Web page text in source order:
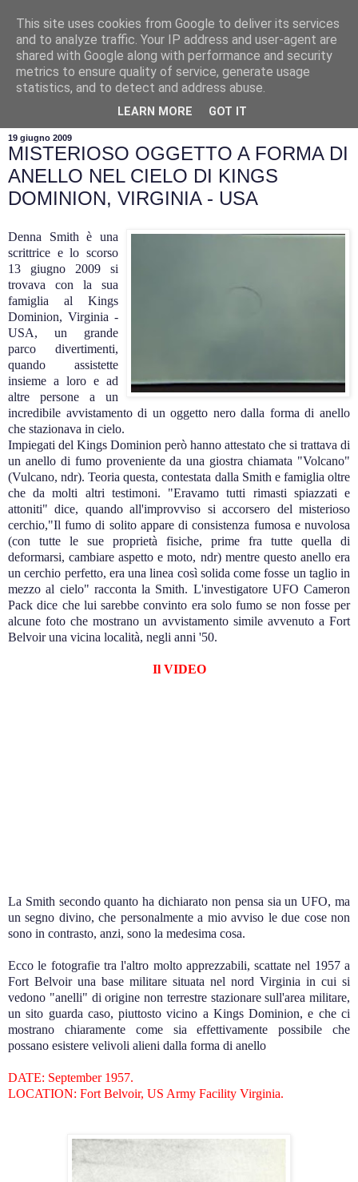
19 giugno 2009
MISTERIOSO OGGETTO A FORMA DI
ANELLO NEL CIELO DI KINGS
DOMINION, VIRGINIA - USA
Denna Smith è una
scrittrice e lo scorso
13 giugno 2009 si
trovava con la sua
famiglia al Kings
Dominion, Virginia -
USA, un grande
parco divertimenti,
quando assistette
insieme a loro e ad
altre persone a un
incredibile avvistamento di un oggetto nero dalla forma di anello
che stazionava in cielo.
Impiegati del Kings Dominion però hanno attestato che si trattava di
un anello di fumo proveniente da una giostra chiamata "Volcano"
(Vulcano, ndr). Teoria questa, contestata dalla Smith e famiglia oltre
che da molti altri testimoni. "Eravamo tutti rimasti spiazzati e
attoniti" dice, quando all'improvviso si accorsero del misterioso
cerchio,"Il fumo di solito appare di consistenza fumosa e nuvolosa
(con tutte le sue proprietà fisiche, prime fra tutte quella di
deformarsi, cambiare aspetto e moto, ndr) mentre questo anello era
un cerchio perfetto, era una linea così solida come fosse un taglio in
mezzo al cielo" racconta la Smith. L'investigatore UFO Cameron
Pack dice che lui sarebbe convinto era solo fumo se non fosse per
alcune foto che mostrano un avvistamento simile avvenuto a Fort
Belvoir una vicina località, negli anni '50.
Il VIDEO
La Smith secondo quanto ha dichiarato non pensa sia un UFO, ma
un segno divino, che personalmente a mio avviso le due cose non
sono in contrasto, anzi, sono la medesima cosa.
Ecco le fotografie tra l'altro molto apprezzabili, scattate nel 1957 a
Fort Belvoir una base militare situata nel nord Virginia in cui si
vedono "anelli" di origine non terrestre stazionare sull'area militare,
un sito guarda caso, piuttosto vicino a Kings Dominion, e che ci
mostrano chiaramente come sia effettivamente possibile che
possano esistere velivoli alieni dalla forma di anello
DATE: September 1957.
LOCATION: Fort Belvoir, US Army Facility Virginia.
This site uses cookies from Google to deliver its services
and to analyze traffic. Your IP address and user-agent are
shared with Google along with performance and security
metrics to ensure quality of service, generate usage
statistics, and to detect and address abuse.
LEARN MORE GOT IT